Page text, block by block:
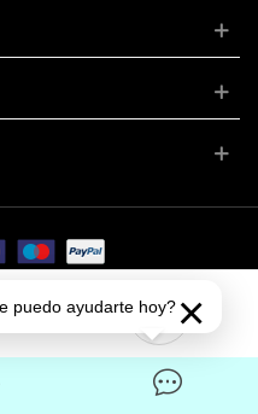
€
deluxenail.es
puedo ayudarte hoy? ×